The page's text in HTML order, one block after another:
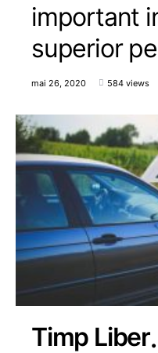
important
superior
mai 26, 2020 584 views
Timp Liber